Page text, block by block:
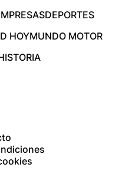
DEPORTES
HOYMUNDO MOTOR